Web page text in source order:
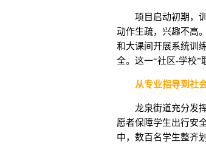
项目启动初期，
动作生疏，兴趣不高
和大课间开展系统训
全。这一“社区-学校”
从专业指导到社
龙泉街道充分发
愿者保障学生出行安
中，数百名学生整齐